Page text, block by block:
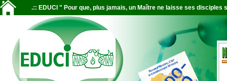
.:: EDUCI " Pour que, plus jamais, un Maître ne laisse ses disciples